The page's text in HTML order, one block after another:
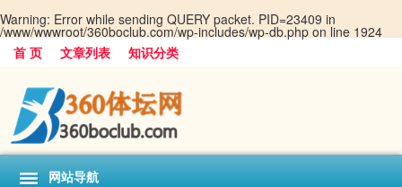
Warning: Error while sending QUERY packet. PID=23409 in
/www/wwwroot/360boclub.com/wp-includes/wp-db.php on line 1924
首 页
文章列表 知识分类
网站导航